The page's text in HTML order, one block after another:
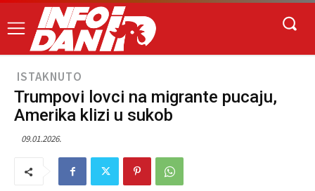
ISTAKNUTO
Trumpovi lovci na migrante pucaju,
Amerika klizi u sukob
09.01.2026.